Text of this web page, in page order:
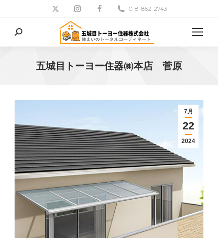
018-852-2743
検
索:
五城目トーヨー住器㈱本店 菅原
7月
22
2024